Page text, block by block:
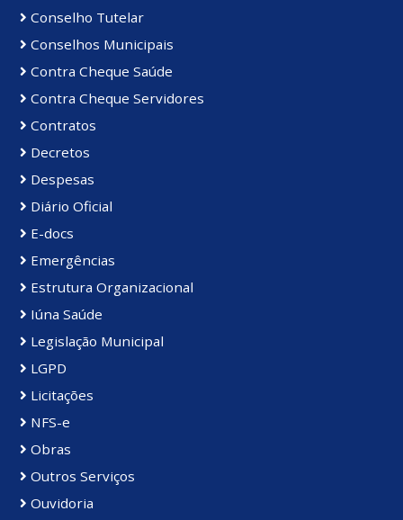
Conselho Tutelar
Conselhos Municipais
Contra Cheque Saúde
Contra Cheque Servidores
Contratos
Decretos
Despesas
Diário Oficial
E-docs
Emergências
Estrutura Organizacional
Iúna Saúde
Legislação Municipal
LGPD
Licitações
NFS-e
Obras
Outros Serviços
Ouvidoria